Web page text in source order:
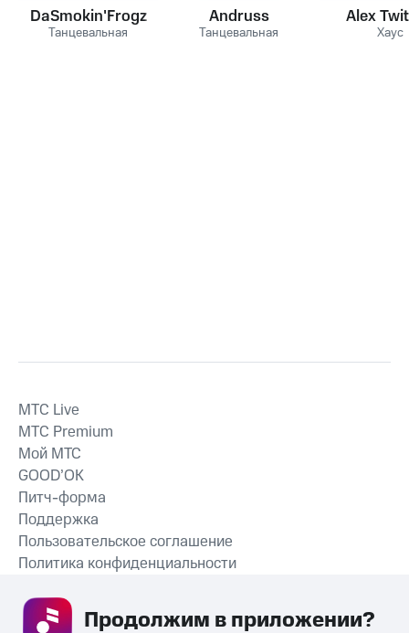
DaSmokin'Frogz
Танцевальная
Andruss
Танцевальная
Alex
Хаус
СКАЧАТЬ ПРИЛОЖЕНИЕ
MTС Live
MTС Premium
Мой МТС
GOOD’OK
Питч-форма
Поддержка
Пользовательское соглашение
Политика конфиденциальности